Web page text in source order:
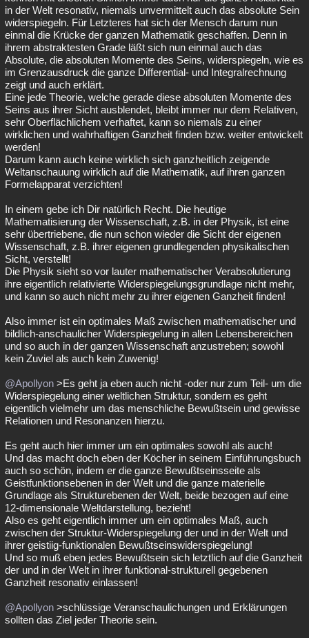
in der Welt resonativ, niemals unvermittelt auch das absolute Sein
widerspiegeln. Für Letzteres hat sich der Mensch darum nun
einmal die Krücke der ganzen Mathematik geschaffen. Denn in
ihrem abstraktesten Grade läßt sich nun einmal auch das
Absolute, die absoluten Momente des Seins, widerspiegeln, wie es
im Grenzausdruck die ganze Differential- und Integralrechnung
zeigt und auch erklärt.
Eine jede Theorie, welche gerade diese absoluten Momente des
Seins aus ihrer Sicht ausblendet, bleibt immer nur dem Relativen,
sehr Oberflächlichem verhaftet, kann so niemals zu einer
wirklichen und wahrhaftigen Ganzheit finden bzw. weiter entwickelt
werden!
Darum kann auch keine wirklich sich ganzheitlich zeigende
Weltanschauung wirklich auf die Mathematik, auf ihren ganzen
Formelapparat verzichten!
In einem gebe ich Dir natürlich Recht. Die heutige
Mathematisierung der Wissenschaft, z.B. in der Physik, ist eine
sehr übertriebene, die nun schon wieder die Sicht der eigenen
Wissenschaft, z.B. ihrer eigenen grundlegenden physikalischen
Sicht, verstellt!
Die Physik sieht so vor lauter mathematischer Verabsolutierung
ihre eigentlich relativierte Widerspiegelungsgrundlage nicht mehr,
und kann so auch nicht mehr zu ihrer eigenen Ganzheit finden!
Also immer ist ein optimales Maß zwischen mathematischer und
bildlich-anschaulicher Widerspiegelung in allen Lebensbereichen
und so auch in der ganzen Wissenschaft anzustreben; sowohl
kein Zuviel als auch kein Zuwenig!
@Apollyon >Es geht ja eben auch nicht -oder nur zum Teil- um die
Widerspiegelung einer weltlichen Struktur, sondern es geht
eigentlich vielmehr um das menschliche Bewußtsein und gewisse
Relationen und Resonanzen hierzu.
Es geht auch hier immer um ein optimales sowohl als auch!
Und das macht doch eben der Köcher in seinem Einführungsbuch
auch so schön, indem er die ganze Bewußtseinsseite als
Geistfunktionsebenen in der Welt und die ganze materielle
Grundlage als Strukturebenen der Welt, beide bezogen auf eine
12-dimensionale Weltdarstellung, bezieht!
Also es geht eigentlich immer um ein optimales Maß, auch
zwischen der Struktur-Widerspiegelung der und in der Welt und
ihrer geistiig-funktionalen Bewußtseinswiderspiegelung!
Und so muß eben jedes Bewußtsein sich letztlich auf die Ganzheit
der und in der Welt in ihrer funktional-strukturell gegebenen
Ganzheit resonativ einlassen!
@Apollyon >schlüssige Veranschaulichungen und Erklärungen
sollten das Ziel jeder Theorie sein.